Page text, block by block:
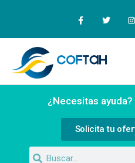
¿Necesitas
Solicita tu